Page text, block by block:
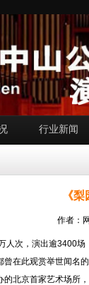
行业新闻
《
作者：
次，演出逾3400
曾在此观赏举世闻名
北京首家艺术场所